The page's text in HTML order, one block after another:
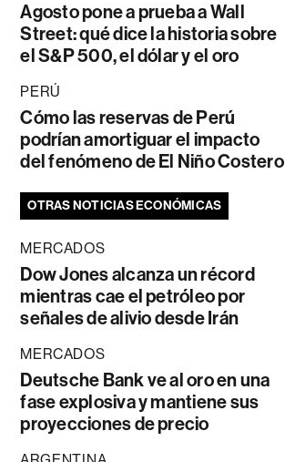
Agosto pone a prueba a Wall
Street: qué dice la historia sobre
el S&P 500, el dólar y el oro
PERÚ
Cómo las reservas de Perú
podrían amortiguar el impacto
del fenómeno de El Niño Costero
OTRAS NOTICIAS ECONÓMICAS
MERCADOS
Dow Jones alcanza un récord
mientras cae el petróleo por
señales de alivio desde Irán
MERCADOS
Deutsche Bank ve al oro en una
fase explosiva y mantiene sus
proyecciones de precio